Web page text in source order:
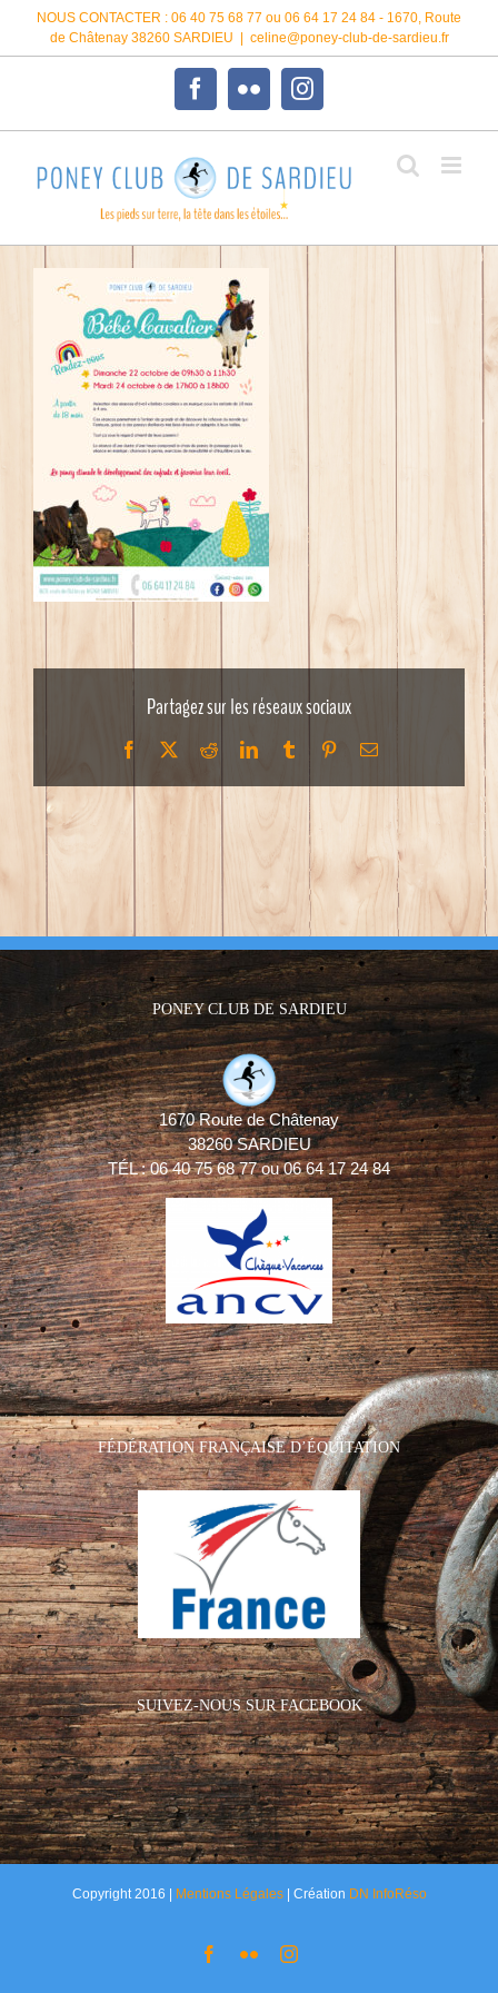
Passer
contenu
NOUS CONTACTER : 06 40 75 68 77 ou 06 64 17 24 84 - 1670, Route
de Châtenay 38260 SARDIEU
celine@poney-club-de-sardieu.fr
FacebookFlickrInstagram
Partagez sur les réseaux sociaux
Facebook RedditLinkedInTumblr PinterestEmail
PONEY CLUB DE SARDIEU
1670 Route de Châtenay
38260 SARDIEU
TÉL : 06 40 75 68 77 ou 06 64 17 24 84
FÉDÉRATION FRANÇAISE D’ÉQUITATION
SUIVEZ-NOUS SUR FACEBOOK
Copyright 2016 | Mentions Légales| Création DN InfoRéso
Facebook
FlickrInstagram